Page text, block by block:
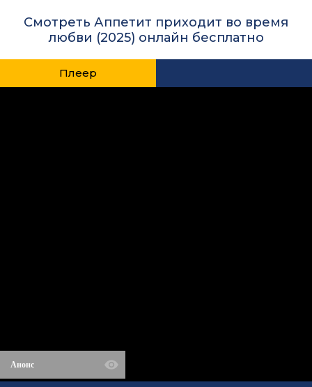
Смотреть Аппетит приходит во время
любви (2025) онлайн бесплатно
Плеер
Анонс